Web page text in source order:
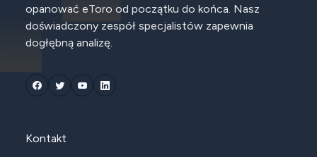
opanować eToro od początku do końca. Nasz
doświadczony zespół specjalistów zapewnia
dogłębną analizę.
Kontakt